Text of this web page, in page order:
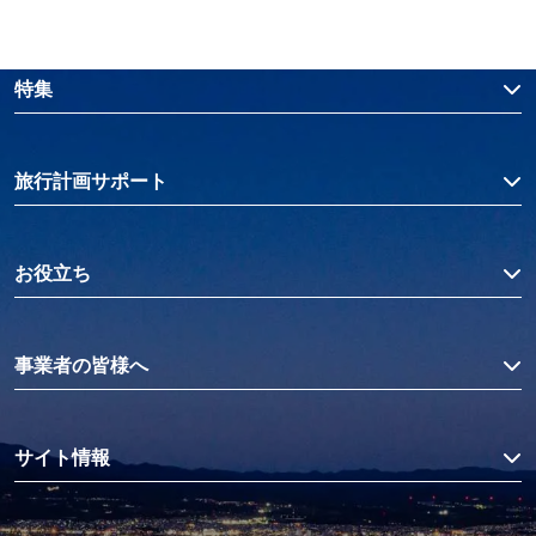
特集
旅行計画サポート
お役立ち
事業者の皆様へ
サイト情報